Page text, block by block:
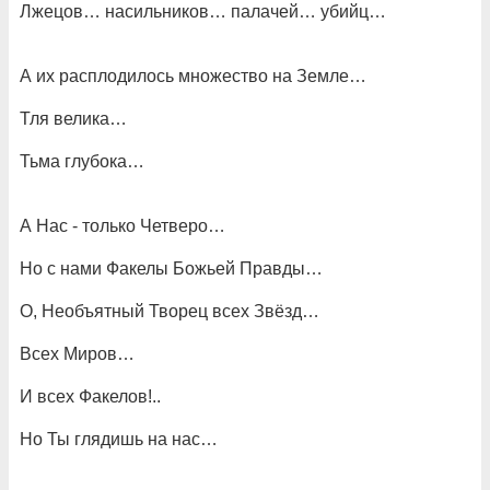
Лжецов… насильников… палачей… убийц…
А их расплодилось множество на Земле…
Тля велика…
Тьма глубока…
А Нас - только Четверо…
Но с нами Факелы Божьей Правды…
О, Необъятный Творец всех Звёзд…
Всех Миров…
И всех Факелов!..
Но Ты глядишь на нас…